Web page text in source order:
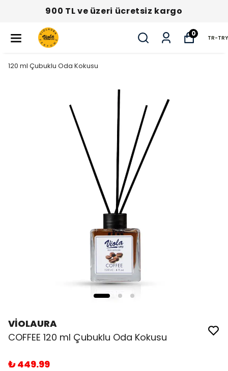
900 TL ve üzeri ücretsiz kargo
0
TR-TRY
120 ml Çubuklu Oda Kokusu
VİOLAURA
COFFEE 120 ml Çubuklu Oda Kokusu
₺ 449.99